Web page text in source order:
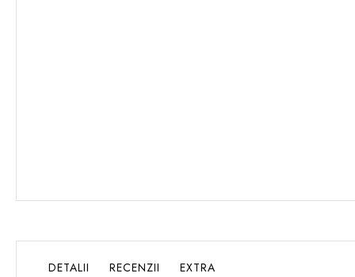
DETALII RECENZII EXTRA